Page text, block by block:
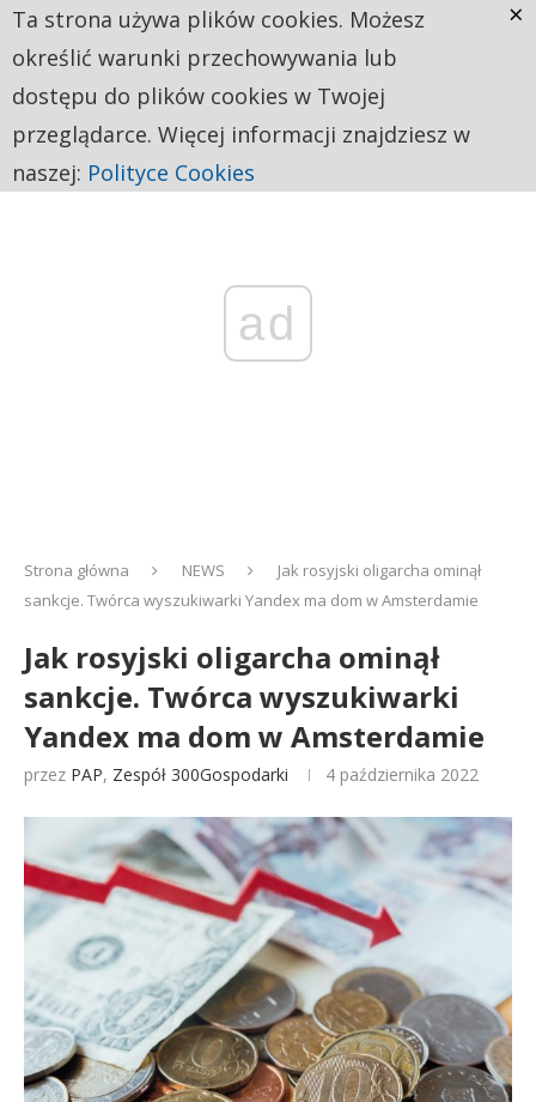
ad
Strona główna NEWS
Jak rosyjski oligarcha ominął
sankcje. Twórca wyszukiwarki Yandex ma dom w Amsterdamie
Jak rosyjski oligarcha ominął
sankcje. Twórca wyszukiwarki
Yandex ma dom w Amsterdamie
przez PAP, Zespół 300Gospodarki 4 października 2022
Ta strona używa plików cookies. Możesz
określić warunki przechowywania lub
dostępu do plików cookies w Twojej
przeglądarce. Więcej informacji znajdziesz w
naszej: Polityce Cookies
×